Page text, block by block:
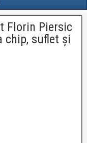
Florin Piersic
chip, suflet și